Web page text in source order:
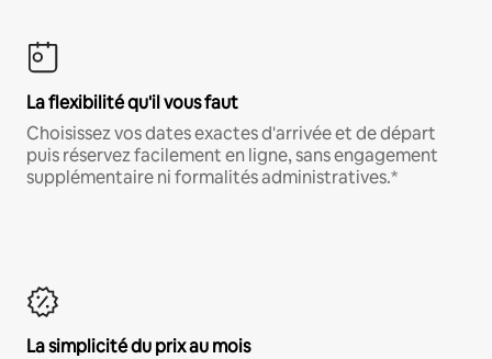
La flexibilité qu'il vous faut
Choisissez vos dates exactes d'arrivée et de départ
puis réservez facilement en ligne, sans engagement
supplémentaire ni formalités administratives.*
La simplicité du prix au mois